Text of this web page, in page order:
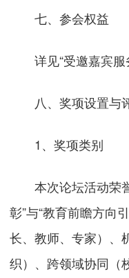
七、参会权益
详见“受邀嘉宾服
八、奖项设置与
1、奖项类别
本次论坛活动荣誉
彰”与“教育前瞻方向
长、教师、专家）、
织）、跨领域协同（